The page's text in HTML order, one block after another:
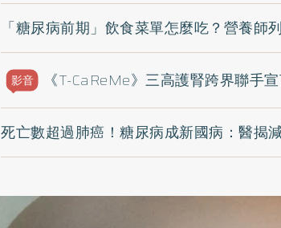
「糖尿病前期」飲食菜單怎麼吃？營養師
影音 《T-CaReMe》三高護腎跨界聯手
死亡數超過肺癌！糖尿病成新國病：醫揭